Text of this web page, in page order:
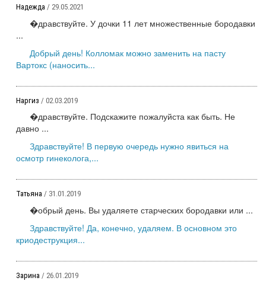
Надежда / 29.05.2021
�дравствуйте. У дочки 11 лет множественные бородавки
...
Добрый день! Колломак можно заменить на пасту
Вартокс (наносить...
Наргиз / 02.03.2019
�дравствуйте. Подскажите пожалуйста как быть. Не
давно ...
Здравствуйте! В первую очередь нужно явиться на
осмотр гинеколога,...
Татьяна / 31.01.2019
�обрый день. Вы удаляете старческих бородавки или ...
Здравствуйте! Да, конечно, удаляем. В основном это
криодеструкция...
Зарина / 26.01.2019